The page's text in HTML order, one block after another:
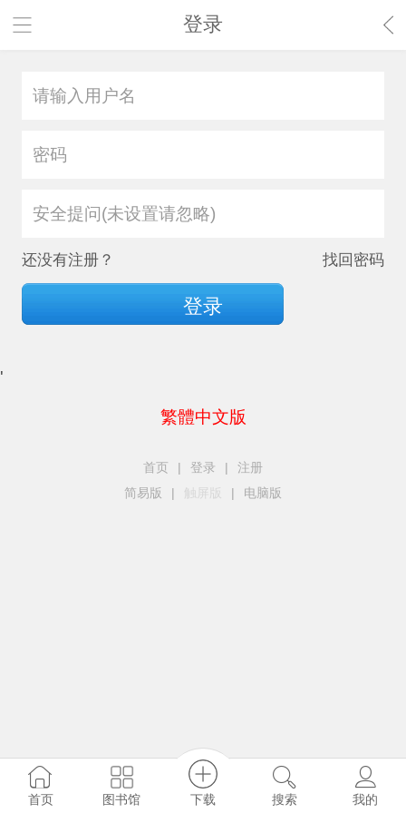
登录
安全提问(未设置请忽略)
还没有注册？ 找回密码
登录
'
繁體中文版
首页 | 登录 |
注册
简易版
| 触屏版 | 电脑版
首页 图书馆 下载 搜索 我的